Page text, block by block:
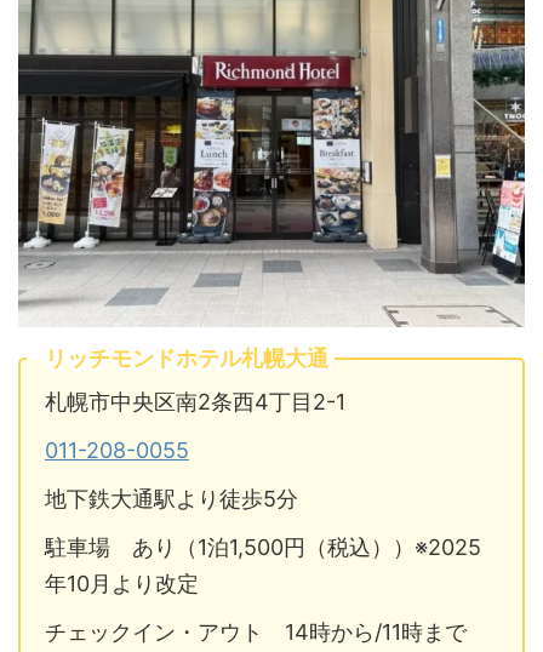
リッチモンドホテル札幌大通
札幌市中央区南2条西4丁目2-1
011-208-0055
地下鉄大通駅より徒歩5分
駐車場 あり（1泊1,500円（税込））※2025
年10月より改定
チェックイン・アウト 14時から/11時まで